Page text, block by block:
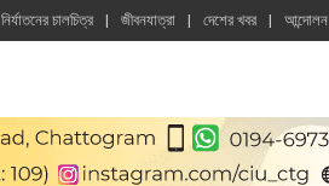
নির্যাতনের চালচিত্র জীবনযাত্রা দেশের খবর আন্দোলন